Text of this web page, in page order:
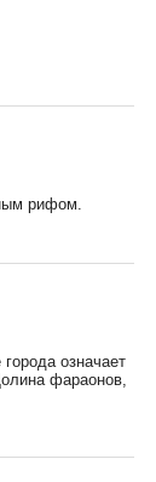
рифом.
означает
фараонов,